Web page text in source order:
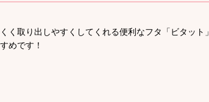
く取り出しやすくしてくれる便利なフタ「ビタット」
めです！